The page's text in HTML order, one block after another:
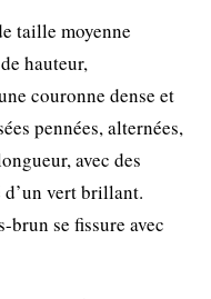
taille moyenne
hauteur,
couronne dense et
pennées, alternées,
avec des
vert brillant.
brun se fissure avec